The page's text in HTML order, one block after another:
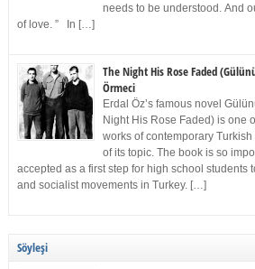
needs to be understood. And
of love. ” In […]
The Night His Rose Faded
Örmeci
Erdal Öz’s famous novel
Night His Rose Faded) is one
works of contemporary
of its topic. The book is so
accepted as a first step for high school students
and socialist movements in Turkey. […]
Söyleşi